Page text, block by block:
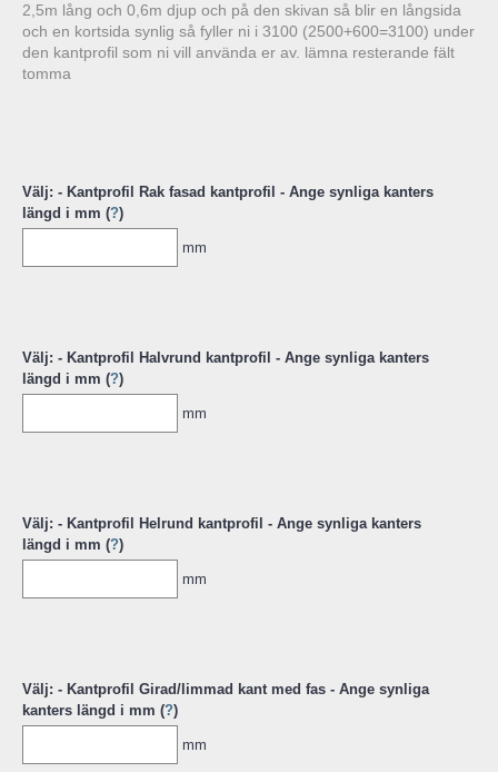
2,5m lång och 0,6m djup och på den skivan så blir en långsida
och en kortsida synlig så fyller ni i 3100 (2500+600=3100) under
den kantprofil som ni vill använda er av. lämna resterande fält
tomma
Välj: - Kantprofil Rak fasad kantprofil - Ange synliga kanters
längd i mm (?)
mm
Välj: - Kantprofil Halvrund kantprofil - Ange synliga kanters
längd i mm (?)
mm
Välj: - Kantprofil Helrund kantprofil - Ange synliga kanters
längd i mm (?)
mm
Välj: - Kantprofil Girad/limmad kant med fas - Ange synliga
kanters längd i mm (?)
mm